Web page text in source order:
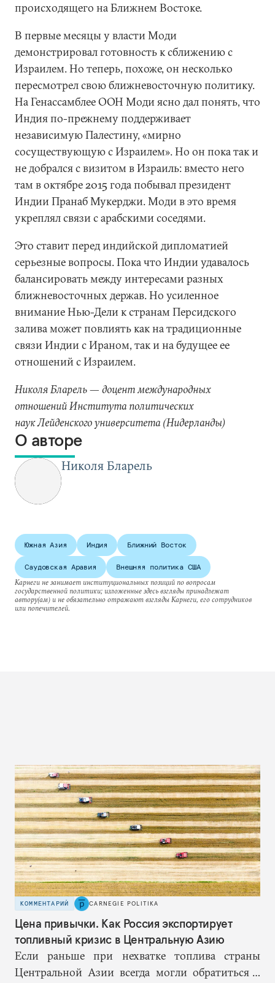
происходящего на Ближнем Востоке.
В первые месяцы у власти Моди
демонстрировал готовность к сближению с
Израилем. Но теперь, похоже, он несколько
пересмотрел свою ближневосточную политику.
На Генассамблее ООН Моди ясно дал понять, что
Индия по-прежнему поддерживает
независимую Палестину, «мирно
сосуществующую с Израилем». Но он пока так и
не добрался с визитом в Израиль: вместо него
там в октябре 2015 года побывал президент
Индии Пранаб Мукерджи. Моди в это время
укреплял связи с арабскими соседями.
Это ставит перед индийской дипломатией
серьезные вопросы. Пока что Индии удавалось
балансировать между интересами разных
ближневосточных держав. Но усиленное
внимание Нью-Дели к странам Персидского
залива может повлиять как на традиционные
связи Индии с Ираном, так и на будущее ее
отношений с Израилем.
Николя Бларель— доцент международных
отношений Института политических
наук Лейденского университета (Нидерланды)
О авторе
Николя Бларель
Южная Азия Индия Ближний Восток
Саудовская Аравия
Внешняя политика США
Карнеги не занимает институциональных позиций по вопросам
государственной политики; изложенные здесь взгляды принадлежат
автору(ам) и не обязательно отражают взгляды Карнеги, его сотрудников
или попечителей.
КОММЕНТАРИЙ CARNEGIE POLITIKA
Цена привычки. Как Россия экспортирует
топливный кризис в Центральную Азию
Если раньше при нехватке топлива страны
Центральной Азии всегда могли обратиться к